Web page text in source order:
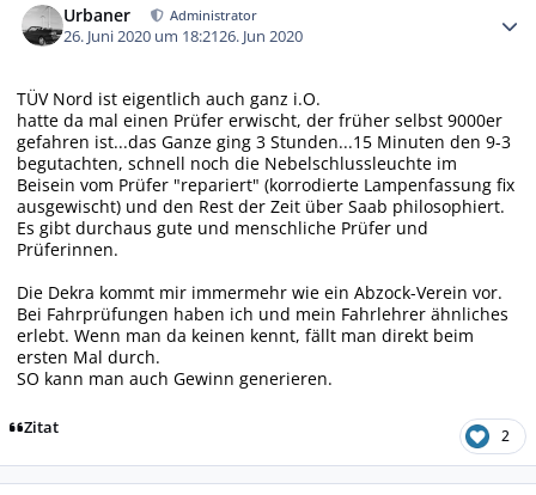
Urbaner Administrator
26. Juni 2020 um 18:2126. Jun 2020
TÜV Nord ist eigentlich auch ganz i.O.
hatte da mal einen Prüfer erwischt, der früher selbst 9000er
gefahren ist...das Ganze ging 3 Stunden...15 Minuten den 9-3
begutachten, schnell noch die Nebelschlussleuchte im
Beisein vom Prüfer "repariert" (korrodierte Lampenfassung fix
ausgewischt) und den Rest der Zeit über Saab philosophiert.
Es gibt durchaus gute und menschliche Prüfer und
Prüferinnen.
Die Dekra kommt mir immermehr wie ein Abzock-Verein vor.
Bei Fahrprüfungen haben ich und mein Fahrlehrer ähnliches
erlebt. Wenn man da keinen kennt, fällt man direkt beim
ersten Mal durch.
SO kann man auch Gewinn generieren.
Zitat 2